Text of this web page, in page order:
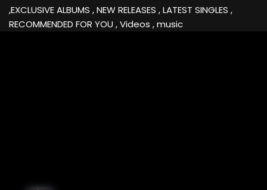
,EXCLUSIVE ALBUMS , NEW RELEASES , LATEST SINGLES ,
RECOMMENDED FOR YOU , Videos , music